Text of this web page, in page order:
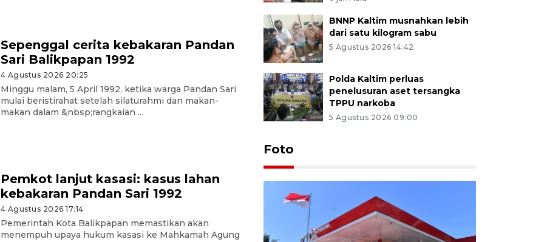
Sepenggal cerita kebakaran Pandan
Sari Balikpapan 1992
4 Agustus 2026 20:25
Minggu malam, 5 April 1992, ketika warga Pandan Sari
mulai beristirahat setelah silaturahmi dan makan-
makan dalam &nbsp;rangkaian ...
Pemkot lanjut kasasi: kasus lahan
kebakaran Pandan Sari 1992
4 Agustus 2026 17:14
Pemerintah Kota Balikpapan memastikan akan
menempuh upaya hukum kasasi ke Mahkamah Agung
BNNP Kaltim musnahkan lebih
dari satu kilogram sabu
5 Agustus 2026 14:42
Polda Kaltim perluas
penelusuran aset tersangka
TPPU narkoba
5 Agustus 2026 09:00
Foto